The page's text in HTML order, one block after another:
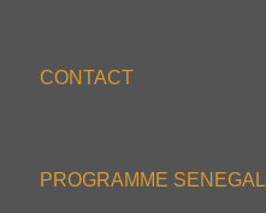
CONTACT
PROGRAMME SENEGAL